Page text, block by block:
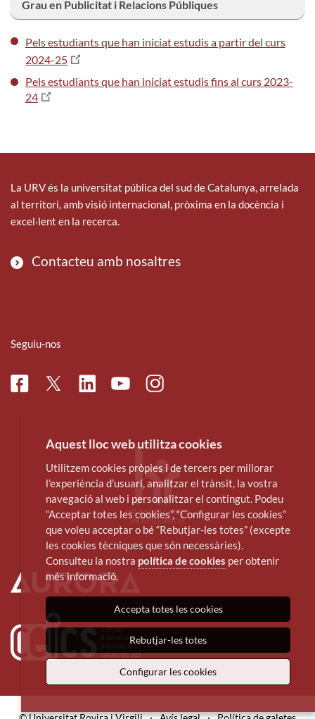
Grau en Publicitat i Relacions Públiques
Pels estudiants que han iniciat estudis a partir del curs
2024-25
Pels estudiants que han iniciat estudis fins al curs 2023-
24
La URV és la universitat pública del sud de Catalunya, arrelada
al territori, amb visió internacional, pròxima en la docència i
excel·lent en la recerca.
Contacteu amb nosaltres
Seguiu-nos
FacebookTwitterLinkedinYoutubeInstagram
Aquest lloc web utilitza cookies
Utilitzem cookies pròpies i de tercers per millorar
l’experiència d’usuari, analitzar el trànsit, la vostra
navegació al web i personalitzar el contingut. Podeu
“Acceptar totes les cookies”, “Configurar les cookies”
que voleu acceptar o bé “Rebutjar-les totes” (excepte
les cookies tècniques que són necessàries).
Consulteu la nostra política de cookies per obtenir
més informació.
Accepta totes les cookies
Rebutjar-les totes
Configurar les cookies